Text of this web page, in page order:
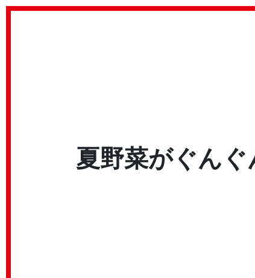
夏野菜がぐん